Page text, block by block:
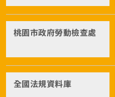
桃園市政府勞動檢查處
全國法規資料庫